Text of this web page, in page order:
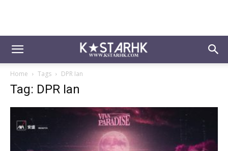
Home Tags DPR Ian
Tag: DPR Ian